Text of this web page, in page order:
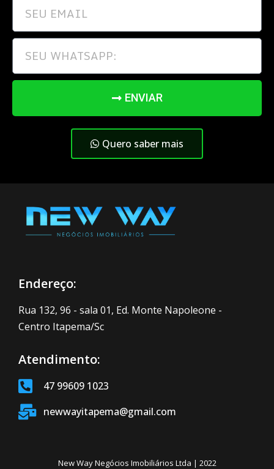
ENVIAR
Quero saber mais
Endereço:
Rua 132, 96 - sala 01, Ed. Monte Napoleone -
Centro Itapema/Sc
Atendimento:
47 99609 1023
newwayitapema@gmail.com
New Way Negócios Imobiliários Ltda | 2022